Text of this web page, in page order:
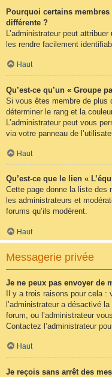
Pourquoi certains
différente ?
L’administrateur peut
les rendre facilement
Haut
Qu’est-ce qu’un « Groupe
Si vous êtes membre de plus
déterminer le rang et la
L’administrateur peut vous
via votre panneau de
Haut
Qu’est-ce que le lien «
Cette page donne la liste des
les administrateurs et
forums qu’ils modèrent.
Haut
Messagerie privée
Je ne peux pas envoyer de
Il y a trois raisons pour cela :
l’administrateur a désactivé
forum, ou l’administrateur
Contactez l’administrateur
Haut
Je reçois sans arrêt des